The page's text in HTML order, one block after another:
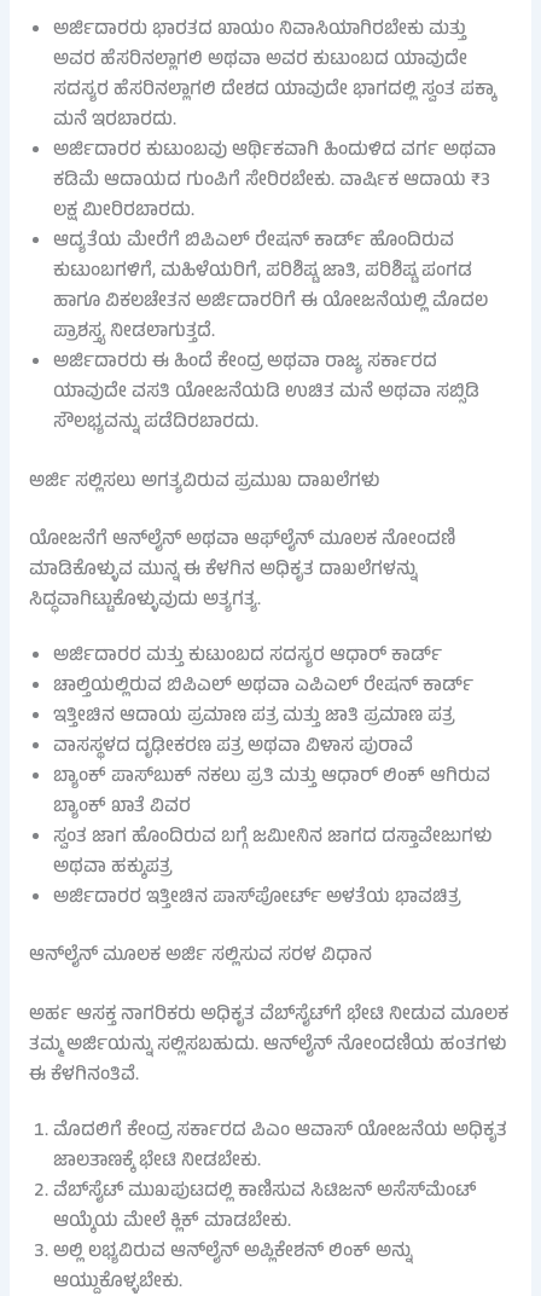
ಅರ್ಜಿದಾರರು ಭಾರತದ ಖಾಯಂ ನಿವಾಸಿಯಾಗಿರಬೇಕು ಮತ್ತು
ಅವರ ಹೆಸರಿನಲ್ಲಾಗಲಿ ಅಥವಾ ಅವರ ಕುಟುಂಬದ ಯಾವುದೇ
ಸದಸ್ಯರ ಹೆಸರಿನಲ್ಲಾಗಲಿ ದೇಶದ ಯಾವುದೇ ಭಾಗದಲ್ಲಿ ಸ್ವಂತ ಪಕ್ಕಾ
ಮನೆ ಇರಬಾರದು.
ಅರ್ಜಿದಾರರ ಕುಟುಂಬವು ಆರ್ಥಿಕವಾಗಿ ಹಿಂದುಳಿದ ವರ್ಗ ಅಥವಾ
ಕಡಿಮೆ ಆದಾಯದ ಗುಂಪಿಗೆ ಸೇರಿರಬೇಕು. ವಾರ್ಷಿಕ ಆದಾಯ ₹3
ಲಕ್ಷ ಮೀರಿರಬಾರದು.
ಆದ್ಯತೆಯ ಮೇರೆಗೆ ಬಿಪಿಎಲ್ ರೇಷನ್ ಕಾರ್ಡ್ ಹೊಂದಿರುವ
ಕುಟುಂಬಗಳಿಗೆ, ಮಹಿಳೆಯರಿಗೆ, ಪರಿಶಿಷ್ಟ ಜಾತಿ, ಪರಿಶಿಷ್ಟ ಪಂಗಡ
ಹಾಗೂ ವಿಕಲಚೇತನ ಅರ್ಜಿದಾರರಿಗೆ ಈ ಯೋಜನೆಯಲ್ಲಿ ಮೊದಲ
ಪ್ರಾಶಸ್ತ್ಯ ನೀಡಲಾಗುತ್ತದೆ.
ಅರ್ಜಿದಾರರು ಈ ಹಿಂದೆ ಕೇಂದ್ರ ಅಥವಾ ರಾಜ್ಯ ಸರ್ಕಾರದ
ಯಾವುದೇ ವಸತಿ ಯೋಜನೆಯಡಿ ಉಚಿತ ಮನೆ ಅಥವಾ ಸಬ್ಸಿಡಿ
ಸೌಲಭ್ಯವನ್ನು ಪಡೆದಿರಬಾರದು.
ಅರ್ಜಿ ಸಲ್ಲಿಸಲು ಅಗತ್ಯವಿರುವ ಪ್ರಮುಖ ದಾಖಲೆಗಳು
ಯೋಜನೆಗೆ ಆನ್‌ಲೈನ್ ಅಥವಾ ಆಫ್‌ಲೈನ್ ಮೂಲಕ ನೋಂದಣಿ
ಮಾಡಿಕೊಳ್ಳುವ ಮುನ್ನ ಈ ಕೆಳಗಿನ ಅಧಿಕೃತ ದಾಖಲೆಗಳನ್ನು
ಸಿದ್ಧವಾಗಿಟ್ಟುಕೊಳ್ಳುವುದು ಅತ್ಯಗತ್ಯ.
ಅರ್ಜಿದಾರರ ಮತ್ತು ಕುಟುಂಬದ ಸದಸ್ಯರ ಆಧಾರ್ ಕಾರ್ಡ್
ಚಾಲ್ತಿಯಲ್ಲಿರುವ ಬಿಪಿಎಲ್ ಅಥವಾ ಎಪಿಎಲ್ ರೇಷನ್ ಕಾರ್ಡ್
ಇತ್ತೀಚಿನ ಆದಾಯ ಪ್ರಮಾಣ ಪತ್ರ ಮತ್ತು ಜಾತಿ ಪ್ರಮಾಣ ಪತ್ರ
ವಾಸಸ್ಥಳದ ದೃಢೀಕರಣ ಪತ್ರ ಅಥವಾ ವಿಳಾಸ ಪುರಾವೆ
ಬ್ಯಾಂಕ್ ಪಾಸ್‌ಬುಕ್ ನಕಲು ಪ್ರತಿ ಮತ್ತು ಆಧಾರ್ ಲಿಂಕ್ ಆಗಿರುವ
ಬ್ಯಾಂಕ್ ಖಾತೆ ವಿವರ
ಸ್ವಂತ ಜಾಗ ಹೊಂದಿರುವ ಬಗ್ಗೆ ಜಮೀನಿನ ಜಾಗದ ದಸ್ತಾವೇಜುಗಳು
ಅಥವಾ ಹಕ್ಕುಪತ್ರ
ಅರ್ಜಿದಾರರ ಇತ್ತೀಚಿನ ಪಾಸ್‌ಪೋರ್ಟ್ ಅಳತೆಯ ಭಾವಚಿತ್ರ
ಆನ್‌ಲೈನ್ ಮೂಲಕ ಅರ್ಜಿ ಸಲ್ಲಿಸುವ ಸರಳ ವಿಧಾನ
ಅರ್ಹ ಆಸಕ್ತ ನಾಗರಿಕರು ಅಧಿಕೃತ ವೆಬ್‌ಸೈಟ್‌ಗೆ ಭೇಟಿ ನೀಡುವ ಮೂಲಕ
ತಮ್ಮ ಅರ್ಜಿಯನ್ನು ಸಲ್ಲಿಸಬಹುದು. ಆನ್‌ಲೈನ್ ನೋಂದಣಿಯ ಹಂತಗಳು
ಈ ಕೆಳಗಿನಂತಿವೆ.
ಮೊದಲಿಗೆ ಕೇಂದ್ರ ಸರ್ಕಾರದ ಪಿಎಂ ಆವಾಸ್ ಯೋಜನೆಯ ಅಧಿಕೃತ
ಜಾಲತಾಣಕ್ಕೆ ಭೇಟಿ ನೀಡಬೇಕು.
ವೆಬ್‌ಸೈಟ್ ಮುಖಪುಟದಲ್ಲಿ ಕಾಣಿಸುವ ಸಿಟಿಜನ್ ಅಸೆಸ್‌ಮೆಂಟ್
ಆಯ್ಕೆಯ ಮೇಲೆ ಕ್ಲಿಕ್ ಮಾಡಬೇಕು.
ಅಲ್ಲಿ ಲಭ್ಯವಿರುವ ಆನ್‌ಲೈನ್ ಅಪ್ಲಿಕೇಶನ್ ಲಿಂಕ್ ಅನ್ನು
ಆಯ್ದುಕೊಳ್ಳಬೇಕು.